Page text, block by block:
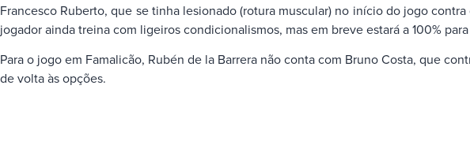
Francesco Ruberto, que se tinha lesionado (rotura muscular) no início do jogo
jogador ainda treina com ligeiros condicionalismos, mas em breve estará a 100%
Para o jogo em Famalicão, Rubén de la Barrera não conta com Bruno Costa, que
de volta às opções.